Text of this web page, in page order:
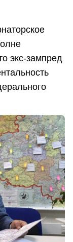
экс-зампред